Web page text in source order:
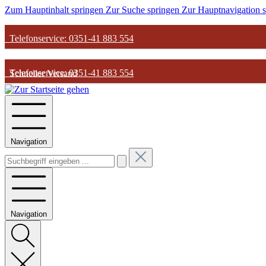
Zum Hauptinhalt springen Zur Suche springen Zur Hauptnavigation
Telefonservice: 0351-41 883 554
Schneller Versand
Günstige Parfum-Preise
Versandkostenfrei ab 50€
Telefonservice: 0351-41 883 554
Schneller Versand
Günstige Parfum-Preise
Versandkostenfrei ab 50€
Navigation
Navigation